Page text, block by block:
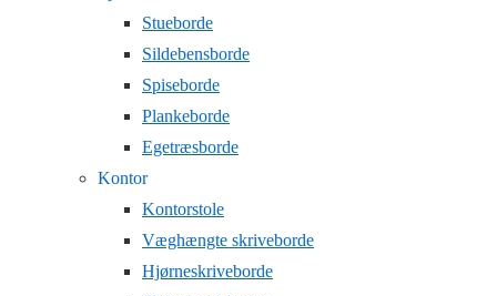
Stueborde
Sildebensborde
Spiseborde
Plankeborde
Egetræsborde
Kontor
Kontorstole
Væghængte skriveborde
Hjørneskriveborde